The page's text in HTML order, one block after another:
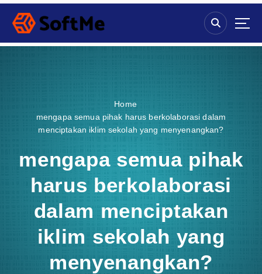
S
p
Home
mengapa semua pihak harus berkolaborasi dalam
menciptakan iklim sekolah yang menyenangkan?
mengapa semua pihak
harus berkolaborasi
dalam menciptakan
iklim sekolah yang
menyenangkan?